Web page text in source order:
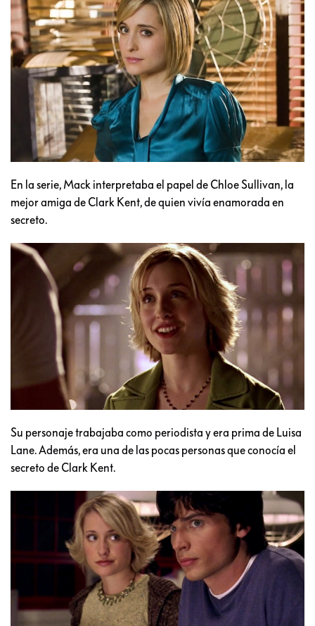
En la serie, Mack interpretaba el papel de Chloe Sullivan, la
mejor amiga de Clark Kent, de quien vivía enamorada en
secreto.
Su personaje trabajaba como periodista y era prima de Luisa
Lane. Además, era una de las pocas personas que conocía el
secreto de Clark Kent.